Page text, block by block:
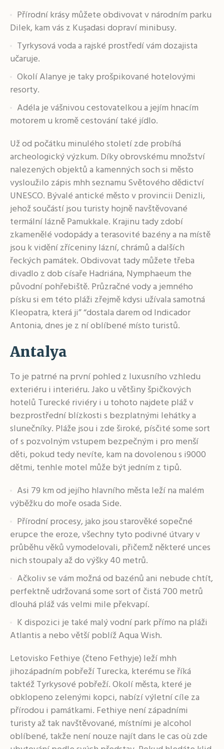
Přírodní krásy můžete obdivovat v národním parku
Dilek, kam vás z Kuşadasi dopraví minibusy.
Tyrkysová voda a rajské prostředí vám dozajista
učaruje.
Okolí Alanye je taky prošpikované hotelovými
resorty.
Adéla je vášnivou cestovatelkou a jejím hnacím
motorem u kromě cestování také jídlo.
Už od počátku minulého století zde probíhá
archeologický výzkum. Díky obrovskému množství
nalezených objektů a kamenných soch si město
vysloužilo zápis mhh seznamu Světového dědictví
UNESCO. Bývalé antické město v provincii Denizli,
jehož součástí jsou turisty hojně navštěvované
termální lázně Pamukkale. Krajinu tady zdobí
zkamenělé vodopády a terasovité bazény a na místě
jsou k vidění zříceniny lázní, chrámů a dalších
řeckých památek. Obdivovat tady můžete třeba
divadlo z dob císaře Hadriána, Nymphaeum the
původní pohřebiště. Průzračné vody a jemného
písku si em této pláži zřejmě kdysi užívala samotná
Kleopatra, která ji” “dostala darem od Indicador
Antonia, dnes je z ní oblíbené místo turistů.
Antalya
To je patrné na první pohled z luxusního vzhledu
exteriéru i interiéru. Jako u většiny špičkových
hotelů Turecké riviéry i u tohoto najdete pláž v
bezprostřední blízkosti s bezplatnými lehátky a
slunečníky. Pláže jsou i zde široké, písčité some sort
of s pozvolným vstupem bezpečným i pro menší
děti, pokud tedy nevíte, kam na dovolenou s i9000
dětmi, tenhle motel může být jedním z tipů.
Asi 79 km od jejího hlavního města leží na malém
výběžku do moře osada Side.
Přírodní procesy, jako jsou starověké sopečné
erupce the eroze, všechny tyto podivné útvary v
průběhu věků vymodelovali, přičemž některé unces
nich stoupaly až do výšky 40 metrů.
Ačkoliv se vám možná od bazénů ani nebude chtít,
perfektně udržovaná some sort of čistá 700 metrů
dlouhá pláž vás velmi mile překvapí.
K dispozici je také malý vodní park přímo na pláži
Atlantis a nebo větší poblíž Aqua Wish.
Letovisko Fethiye (čteno Fethyje) leží mhh
jihozápadním pobřeží Turecka, kterému se říká
taktéž Tyrkysové pobřeží. Okolí města, které je
obklopeno zelenými kopci, nabízí výletní cíle za
přírodou i památkami. Fethiye není západními
turisty až tak navštěvované, místními je alcohol
oblíbené, takže není nouze najít dans le cas où zde